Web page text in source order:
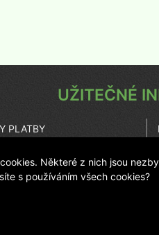
UŽITEČNÉ
PLATBY
ESHOPU
Některé z nich jsou
s používáním všech cookies?